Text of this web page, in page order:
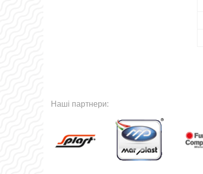
Наші партнери: